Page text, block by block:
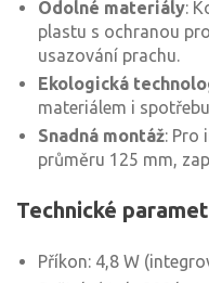
Odolné materiály:
plastu s ochranou
usazování prachu.
Ekologická
materiálem i
Snadná montáž: Pro
průměru 125 mm,
Technické
Příkon: 4,8 W